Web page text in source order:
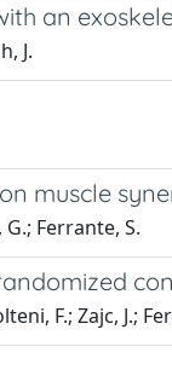
an
J.
muscle
Ferrante, S.
F.; Zajc, J.;